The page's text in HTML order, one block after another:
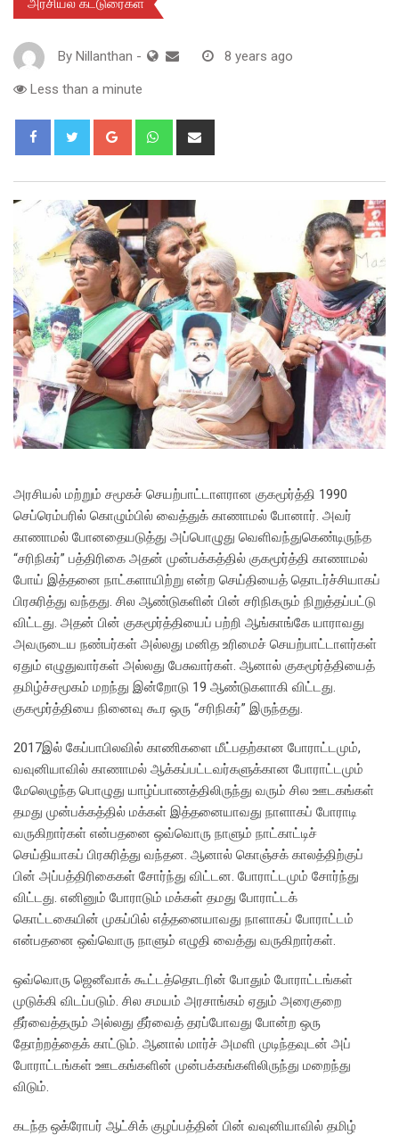
அரசியல் கட்டுரைகள்
By Nillanthan - 8 years ago
Less than a minute
Google+ Whatsapp
அரசியல் மற்றும் சமூகச் செயற்பாட்டாளரான குகமூர்த்தி 1990
செப்ரெம்பரில் கொழும்பில் வைத்துக் காணாமல் போனார். அவர்
காணாமல் போனதையடுத்து அப்பொழுது வெளிவந்துகெண்டிருந்த
“சரிநிகர்” பத்திரிகை அதன் முன்பக்கத்தில் குகமூர்த்தி காணாமல்
போய் இத்தனை நாட்களாயிற்று என்ற செய்தியைத் தொடர்ச்சியாகப்
பிரசுரித்து வந்தது. சில ஆண்டுகளின் பின் சரிநிகரும் நிறுத்தப்பட்டு
விட்டது. அதன் பின் குகமூர்த்தியைப் பற்றி ஆங்காங்கே யாராவது
அவருடைய நண்பர்கள் அல்லது மனித உரிமைச் செயற்பாட்டாளர்கள்
ஏதும் எழுதுவார்கள் அல்லது பேசுவார்கள். ஆனால் குகமூர்த்தியைத்
தமிழ்ச்சமூகம் மறந்து இன்றோடு 19 ஆண்டுகளாகி விட்டது.
குகமூர்த்தியை நினைவு கூர ஒரு “சரிநிகர்” இருந்தது.
2017இல் கேப்பாபிலவில் காணிகளை மீட்பதற்கான போராட்டமும்,
வவுனியாவில் காணாமல் ஆக்கப்பட்டவர்களுக்கான போராட்டமும்
மேலெழுந்த பொழுது யாழ்ப்பாணத்திலிருந்து வரும் சில ஊடகங்கள்
தமது முன்பக்கத்தில் மக்கள் இத்தனையாவது நாளாகப் போராடி
வருகிறார்கள் என்பதனை ஒவ்வொரு நாளும் நாட்காட்டிச்
செய்தியாகப் பிரசுரித்து வந்தன. ஆனால் கொஞ்சக் காலத்திற்குப்
பின் அப்பத்திரிகைகள் சோர்ந்து விட்டன. போராட்டமும் சோர்ந்து
விட்டது. எனினும் போராடும் மக்கள் தமது போராட்டக்
கொட்டகையின் முகப்பில் எத்தனையாவது நாளாகப் போராட்டம்
என்பதனை ஒவ்வொரு நாளும் எழுதி வைத்து வருகிறார்கள்.
ஒவ்வொரு ஜெனீவாக் கூட்டத்தொடரின் போதும் போராட்டங்கள்
முடுக்கி விடப்படும். சில சமயம் அரசாங்கம் ஏதும் அரைகுறை
தீர்வைத்தரும் அல்லது தீர்வைத் தரப்போவது போன்ற ஒரு
தோற்றத்தைக் காட்டும். ஆனால் மார்ச் அமளி முடிந்தவுடன் அப்
போராட்டங்கள் ஊடகங்களின் முன்பக்கங்களிலிருந்து மறைந்து
விடும்.
கடந்த ஒக்ரோபர் ஆட்சிக் குழப்பத்தின் பின் வவுனியாவில் தமிழ்